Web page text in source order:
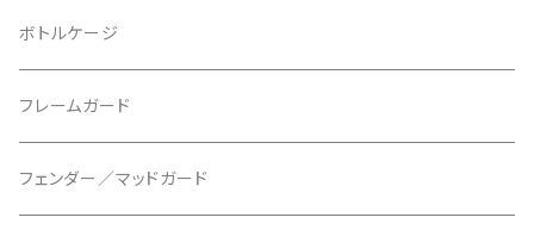
BUSCH＋MULLER/ブッシュ＆ミュラー
CAMELBAK/キャメルバッグ
CERAMIC SPEED/セラミックスピード
ブレーキパッド
トップキャップ
ベル
ボトムブラケット
クリート
29" / 27.5"
〜26"
タイヤインサート
ボトルケージ
フレームガード
フェンダー／マッドガード